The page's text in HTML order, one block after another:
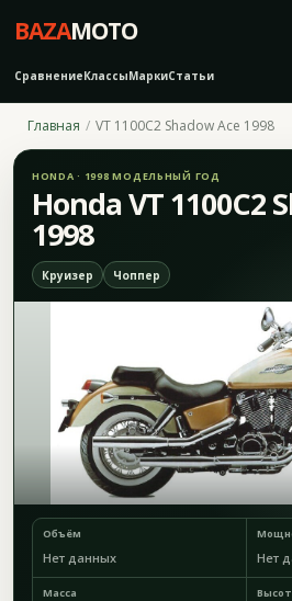
BAZAMOTO
СравнениеКлассыМаркиСтатьи
Главная VT 1100C2 Shadow Ace 1998
HONDA · 1998 МОДЕЛЬНЫЙ ГОД
Honda VT 1100C2
1998
Круизер Чоппер
Объём
Нет данных Нет
Масса